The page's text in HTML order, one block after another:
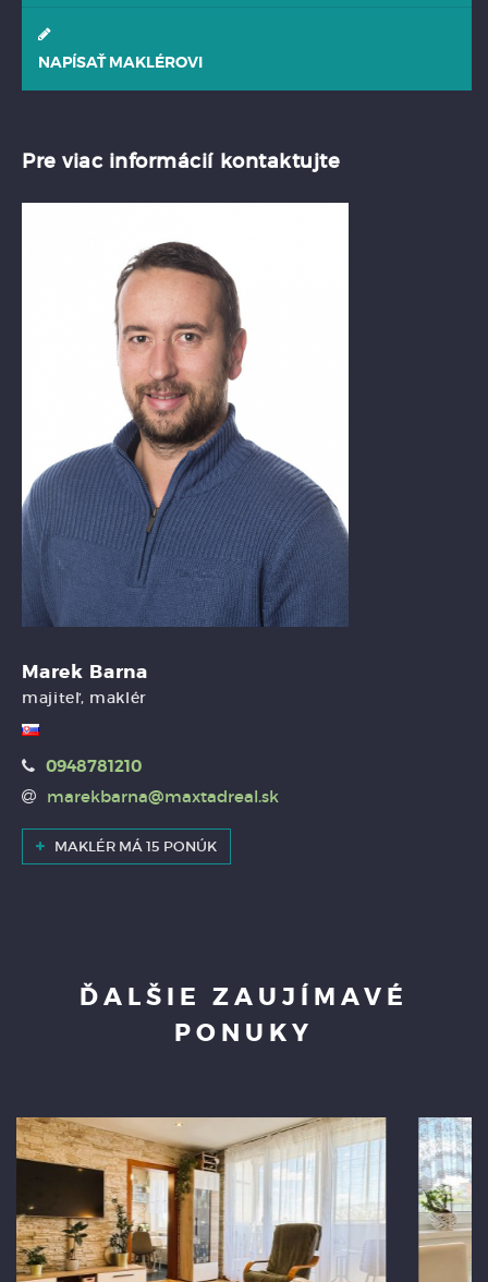
NAPÍSAŤ MAKLÉROVI
Pre viac informácií kontaktujte
Marek Barna
majiteľ, maklér
0948781210
marekbarna@maxtadreal.sk
MAKLÉR MÁ 15 PONÚK
ĎALŠIE ZAUJÍMAVÉ
PONUKY